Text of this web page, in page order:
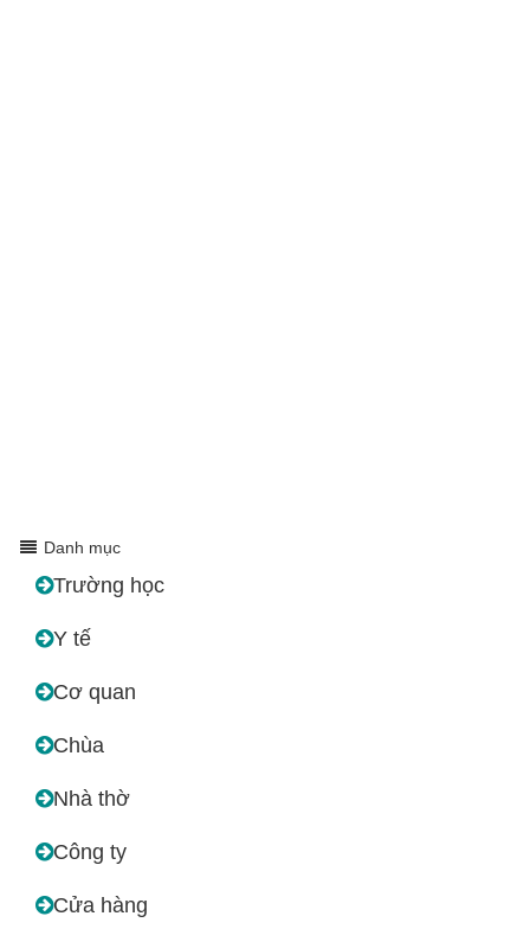
Danh mục
Trường học
Y tế
Cơ quan
Chùa
Nhà thờ
Công ty
Cửa hàng